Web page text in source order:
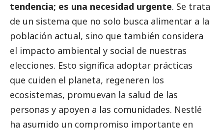
tendencia; es una necesidad urgente. Se trata
de un sistema que no solo busca alimentar a la
población actual, sino que también considera
el impacto ambiental y social de nuestras
elecciones. Esto significa adoptar prácticas
que cuiden el planeta, regeneren los
ecosistemas, promuevan la salud de las
personas y apoyen a las comunidades. Nestlé
ha asumido un compromiso importante en